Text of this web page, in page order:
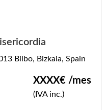
Bilbo, Bizkaia, Spain
XXXX€ /mes
(IVA inc.)